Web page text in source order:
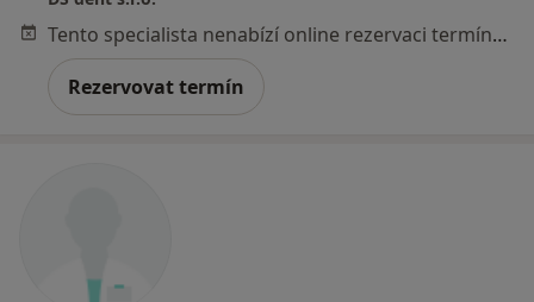
Tento specialista nenabízí online rezervaci termínu na této adrese.
Rezervovat termín